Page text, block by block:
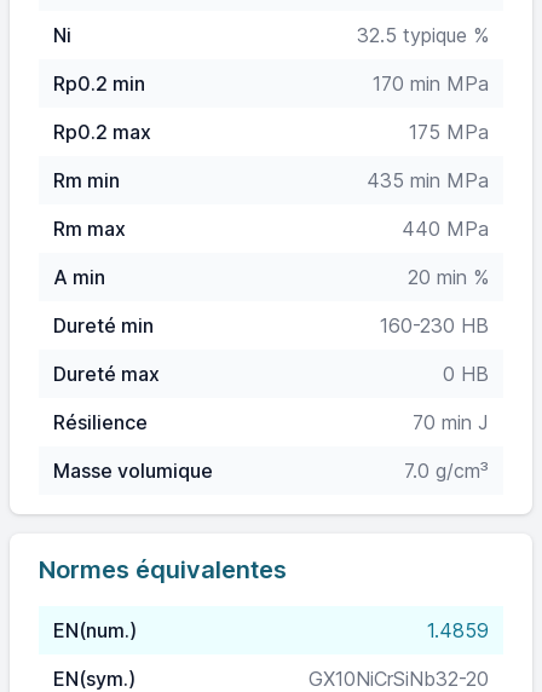
Ni
32.5 typique %
Rp0.2 min
170 min MPa
Rp0.2 max
175 MPa
Rm min
435 min MPa
Rm max
440 MPa
A min
20 min %
Dureté min
160-230 HB
Dureté max
0 HB
Résilience
70 min J
Masse volumique
7.0 g/cm³
Normes équivalentes
EN(num.)
1.4859
EN(sym.)
GX10NiCrSiNb32-20